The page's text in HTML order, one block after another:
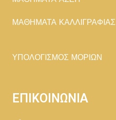
ΜΑΘΗΜΑΤΑ ΚΑΛΛΙΓΡΑΦΙΑΣ
ΥΠΟΛΟΓΙΣΜΟΣ ΜΟΡΙΩΝ
ΕΠΙΚΟΙΝΩΝΙΑ